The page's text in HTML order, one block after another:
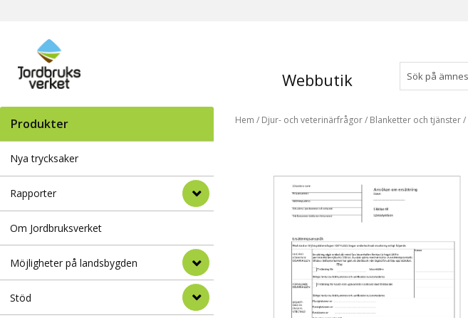
Webbutik
Produkter
Nya trycksaker
Rapporter
Om Jordbruksverket
Möjligheter på landsbygden
Stöd
Hem / Djur- och veterinärfrågor/ Blanketter och tjänster/